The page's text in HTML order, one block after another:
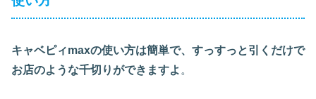
キャベピィmaxの使い方は簡単で、すっすっと引くだけで
お店のような千切りができますよ 。